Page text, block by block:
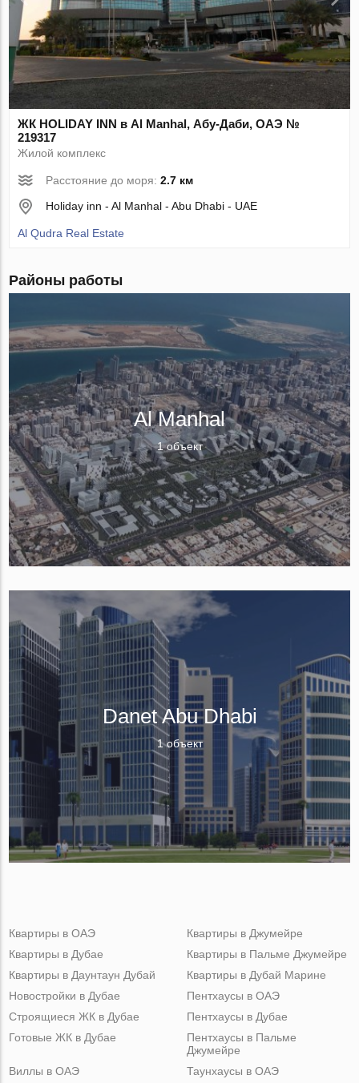
ЖК HOLIDAY INN в Al Manhal, Абу-Даби, ОАЭ №
219317
Жилой комплекс
Расстояние до моря:2.7 км
Holiday inn - Al Manhal - Abu Dhabi - UAE
Al Qudra Real Estate
Районы работы
Al Manhal
1 объект
Danet Abu Dhabi
1 объект
Квартиры в ОАЭ
Квартиры в Дубае
Квартиры в Даунтаун Дубай
Квартиры в Джумейре
Квартиры в Пальме Джумейре
Квартиры в Дубай Марине
Новостройки в Дубае
Строящиеся ЖК в Дубае
Готовые ЖК в Дубае
Пентхаусы в ОАЭ
Пентхаусы в Дубае
Пентхаусы в Пальме
Джумейре
Виллы в ОАЭ
Таунхаусы в ОАЭ